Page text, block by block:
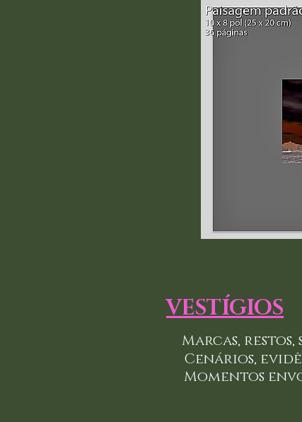
VESTÍGIOS
Marcas, restos,
Cenários,
Momentos
cada
poeira